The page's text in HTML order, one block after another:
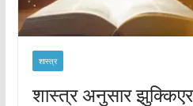
शास्त्र
शास्त्र अनुसार झुक्किएर